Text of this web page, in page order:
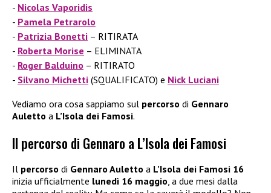
Nicolas Vaporidis
Pamela Petrarolo
Patrizia Bonetti – RITIRATA
Roberta Morise – ELIMINATA
Roger Balduino – RITIRATO
Silvano Michetti (SQUALIFICATO) e Nick Luciani
Vediamo ora cosa sappiamo sul percorso di Gennaro
Auletto a L’Isola dei Famosi.
Il percorso di Gennaro a L’Isola dei Famosi
Il percorso di Gennaro Auletto a L’Isola dei Famosi 16
inizia ufficialmente lunedì 16 maggio, a due mesi dalla